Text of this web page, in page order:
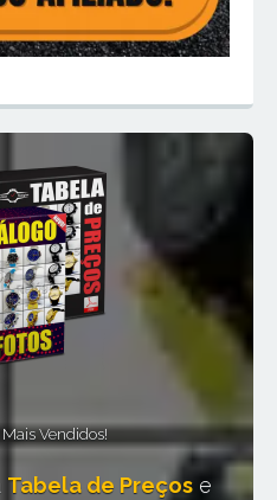
Vendidos!
Tabela de Preçose